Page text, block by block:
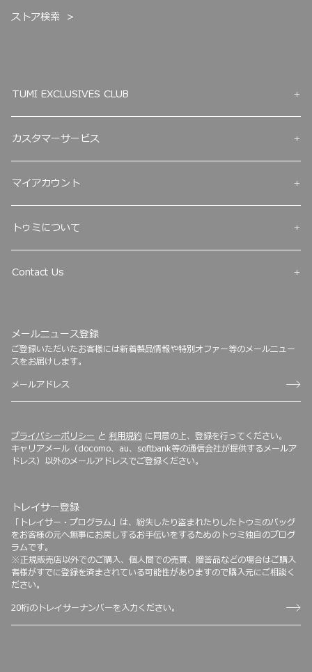
ストア検索
TUMI EXCLUSIVES CLUB
カスタマーサービス
マイアカウント
トゥミについて
Contact Us
メールニュース登録
ご登録いただいたお客様には新着製品情報や特別オファー等のメールニュー
スをお届けします。
プライバシーポリシー と 利用規約 に同意の上、登録を行ってください。
キャリアメール（docomo、au、softbank等の通信会社が提供するメールア
ドレス）以外のメールアドレスでご登録ください。
トレイサー登録
「トレイサー・プログラム」は、紛失したり盗まれたりしたトゥミのバッグ
をお客様の元へ無事にお戻しするお手伝いをするためのトゥミ独自のプログ
ラムです。
※正規販売店以外でのご購入、個人間での売買、贈答品などの場合はご購入
者様がすでに登録を済まされている可能性がありますので購入元にご相談く
ださい。